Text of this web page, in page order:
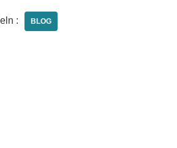
: BLOG